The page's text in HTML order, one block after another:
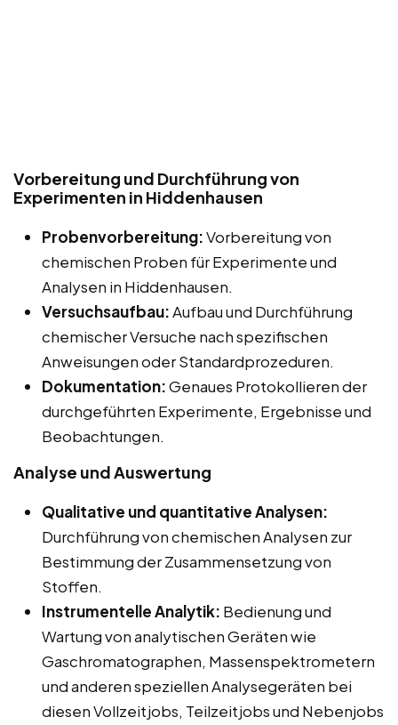
Vorbereitung und Durchführung von
Experimenten in Hiddenhausen
Probenvorbereitung:Vorbereitung von
chemischen Proben für Experimente und
Analysen in Hiddenhausen.
Versuchsaufbau:Aufbau und Durchführung
chemischer Versuche nach spezifischen
Anweisungen oder Standardprozeduren.
Dokumentation:Genaues Protokollieren der
durchgeführten Experimente, Ergebnisse und
Beobachtungen.
Analyse und Auswertung
Qualitative und quantitative Analysen:
Durchführung von chemischen Analysen zur
Bestimmung der Zusammensetzung von
Stoffen.
Instrumentelle Analytik: Bedienung und
Wartung von analytischen Geräten wie
Gaschromatographen, Massenspektrometern
und anderen speziellen Analysegeräten bei
diesen Vollzeitjobs, Teilzeitjobs und Nebenjobs